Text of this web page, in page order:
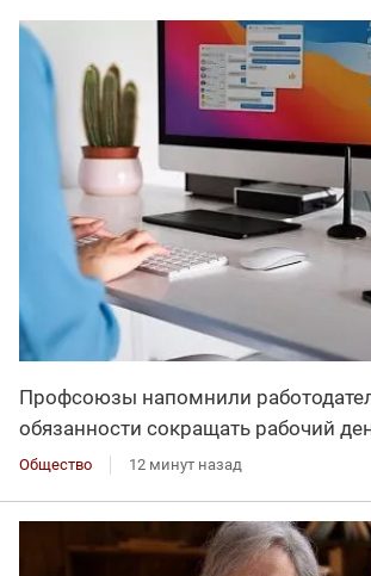
Профсоюзы напомнили
обязанности сокращать рабочий
Общество 12 минут назад